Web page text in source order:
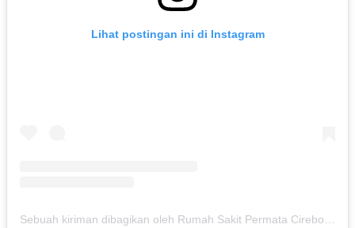
Lihat postingan ini di Instagram